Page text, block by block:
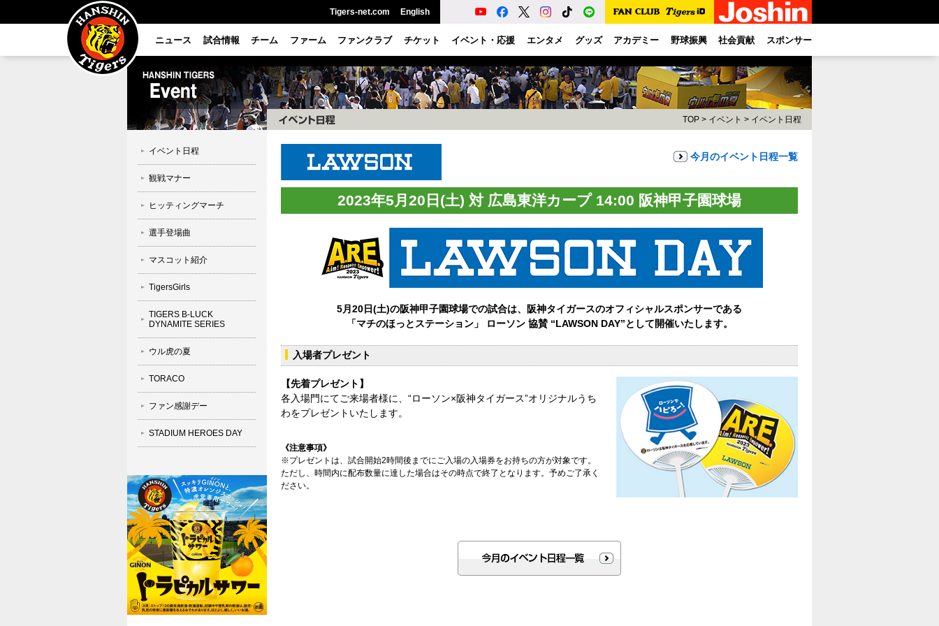
Tigers-net.com English
ニュース 試合情報 チーム ファーム ファンクラブ チケット イベント・応援 エンタメ グッズ アカデミー 野球振興 社会貢献 スポンサー
イベント日程
観戦マナー
ヒッティングマーチ
選手登場曲
マスコット紹介
TigersGirls
TIGERS B-LUCK
DYNAMITE SERIES
ウル虎の夏
TORACO
ファン感謝デー
STADIUM HEROES DAY
TOP > イベント > イベント日程
今月のイベント日程一覧
2023年5月20日(土) 対 広島東洋カープ 14:00 阪神甲子園球場
5月20日(土)の阪神甲子園球場での試合は、阪神タイガースのオフィシャルスポンサーである
「マチのほっとステーション」 ローソン 協賛 “LAWSON DAY”として開催いたします。
入場者プレゼント
【先着プレゼント】
各入場門にてご来場者様に、“ローソン×阪神タイガース”オリジナルうち
わをプレゼントいたします。
《注意事項》
※プレゼントは、試合開始2時間後までにご入場の入場券をお持ちの方が対象です。
ただし、時間内に配布数量に達した場合はその時点で終了となります。予めご了承く
ださい。